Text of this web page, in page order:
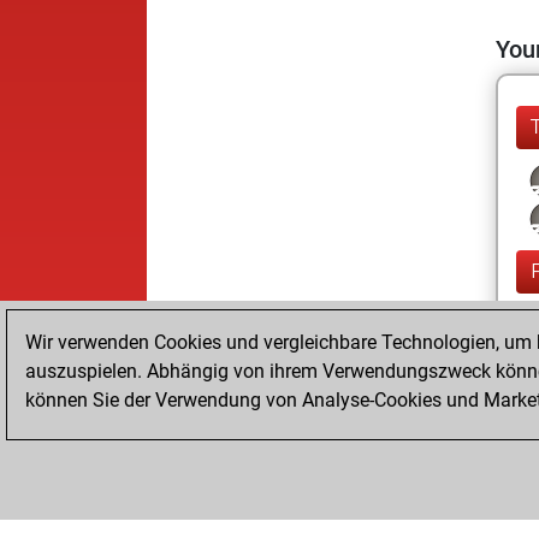
Wir verwenden Cookies und vergleichbare Technologien,
auszuspielen. Abhängig von ihrem Verwendungszweck
können Sie der Verwendung von Analyse-Cookies und